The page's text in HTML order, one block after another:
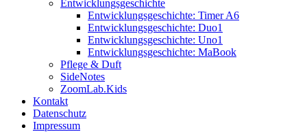
Entwicklungsgeschichte
Entwicklungsgeschichte: Timer A6
Entwicklungsgeschichte: Duo1
Entwicklungsgeschichte: Uno1
Entwicklungsgeschichte: MaBook
Pflege & Duft
SideNotes
ZoomLab.Kids
Kontakt
Datenschutz
Impressum